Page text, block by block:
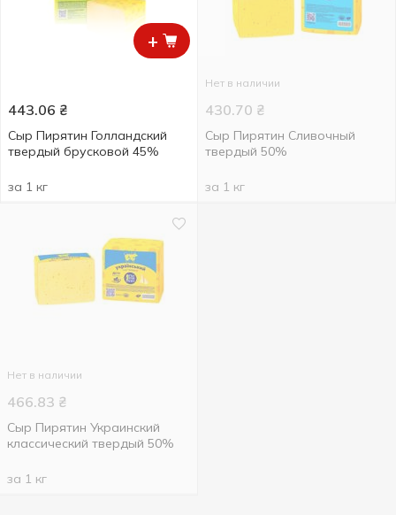
+
443.06 ₴
Сыр Пирятин Голландский
твердый брусковой 45%
за 1 кг
Нет в наличии
430.70 ₴
Сыр Пирятин Сливочный
твердый 50%
за 1 кг
Нет в наличии
466.83 ₴
Сыр Пирятин Украинский
классический твердый 50%
за 1 кг